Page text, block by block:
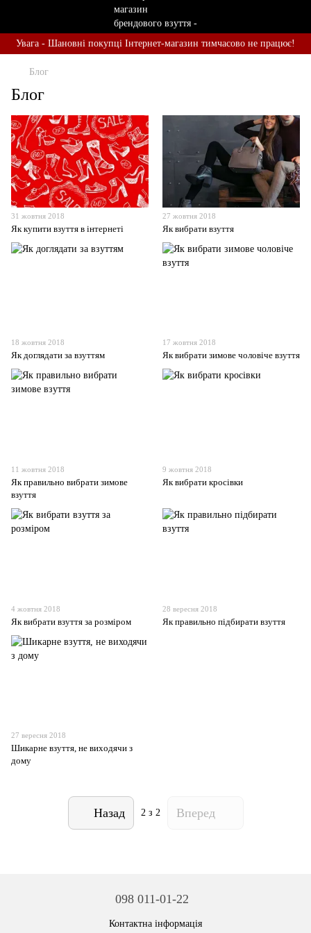
Увага - Шановні покупці Інтернет-магазин тимчасово не працює!
Блог
Блог
31 жовтня 2018
Як купити взуття в інтернеті
27 жовтня 2018
Як вибрати взуття
18 жовтня 2018
Як доглядати за взуттям
17 жовтня 2018
Як вибрати зимове чоловіче взуття
11 жовтня 2018
Як правильно вибрати зимове
взуття
9 жовтня 2018
Як вибрати кросівки
4 жовтня 2018
Як вибрати взуття за розміром
28 вересня 2018
Як правильно підбирати взуття
27 вересня 2018
Шикарне взуття, не виходячи з
дому
Назад 2з 2 Вперед
098 011-01-22
Контактна інформація